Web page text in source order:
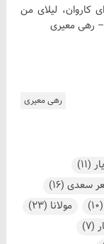
رهی معیری
کاروان، لیلای من
رهی معیری
(11)
سعدی(16)
مولانا (23)
(7)